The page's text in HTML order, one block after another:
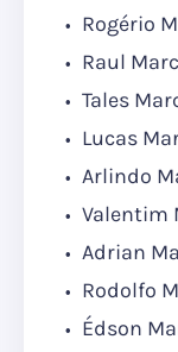
Rogério
Raul
Tales
Lucas
Arlindo
Valentim
Adrian
Rodolfo
Édson